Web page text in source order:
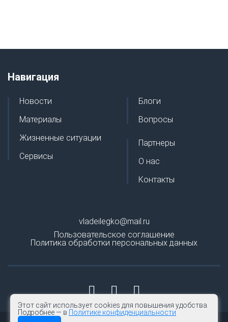
Навигация
Новости
Материалы
Жизненные ситуации
Сервисы
Блоги
Вопросы
Партнеры
О нас
Контакты
vladeilegko@mail.ru
Пользовательское соглашение
Политика обработки персональных данных
Этот сайт использует cookies для повышения удобства.
Подробнее — в Политике конфиденциальности